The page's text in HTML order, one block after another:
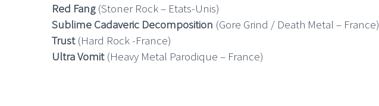
Red Fang(Stoner Rock – Etats-Unis)
Sublime Cadaveric Decomposition (Gore Grind / Death Metal – France)
Trust(Hard Rock -France)
Ultra Vomit(Heavy Metal Parodique – France)